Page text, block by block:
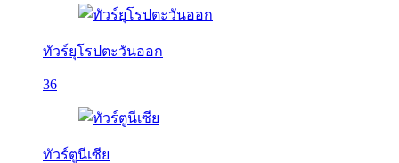
ทัวร์ยุโรปตะวันออก
36
ทัวร์ตูนีเซีย